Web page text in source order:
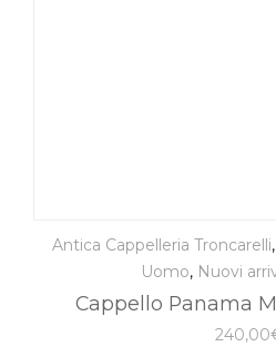
Antica Cappelleria Troncarelli,
Uomo, Nuovi
Cappello Panama
240,00